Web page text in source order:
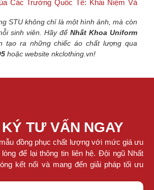
Các Trường Quốc Tế: Khái Niệm Và
STU không chỉ là một hình ảnh, mà còn
sinh viên. Hãy để Nhất Khoa Uniform
tạo ra những chiếc áo chất lượng qua
hoặc website nkclothing.vn!
TƯ VẤN NGAY
đồng phục chất lượng với mức giá ưu
để lại thông tin liên hệ. Đội ngũ Nhất
kết nối và mang đến giải pháp tối ưu